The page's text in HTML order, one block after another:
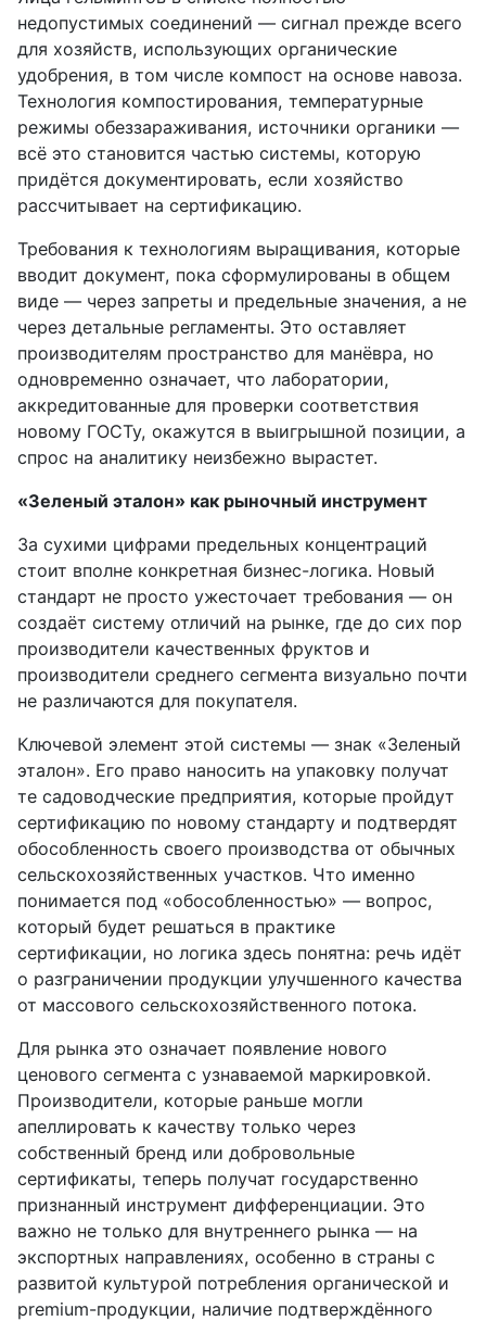
недопустимых соединений — сигнал прежде всего
для хозяйств, использующих органические
удобрения, в том числе компост на основе навоза.
Технология компостирования, температурные
режимы обеззараживания, источники органики —
всё это становится частью системы, которую
придётся документировать, если хозяйство
рассчитывает на сертификацию.
Требования к технологиям выращивания, которые
вводит документ, пока сформулированы в общем
виде — через запреты и предельные значения, а не
через детальные регламенты. Это оставляет
производителям пространство для манёвра, но
одновременно означает, что лаборатории,
аккредитованные для проверки соответствия
новому ГОСТу, окажутся в выигрышной позиции, а
спрос на аналитику неизбежно вырастет.
«Зеленый эталон» как рыночный инструмент
За сухими цифрами предельных концентраций
стоит вполне конкретная бизнес-логика. Новый
стандарт не просто ужесточает требования — он
создаёт систему отличий на рынке, где до сих пор
производители качественных фруктов и
производители среднего сегмента визуально почти
не различаются для покупателя.
Ключевой элемент этой системы — знак «Зеленый
эталон». Его право наносить на упаковку получат
те садоводческие предприятия, которые пройдут
сертификацию по новому стандарту и подтвердят
обособленность своего производства от обычных
сельскохозяйственных участков. Что именно
понимается под «обособленностью» — вопрос,
который будет решаться в практике
сертификации, но логика здесь понятна: речь идёт
о разграничении продукции улучшенного качества
от массового сельскохозяйственного потока.
Для рынка это означает появление нового
ценового сегмента с узнаваемой маркировкой.
Производители, которые раньше могли
апеллировать к качеству только через
собственный бренд или добровольные
сертификаты, теперь получат государственно
признанный инструмент дифференциации. Это
важно не только для внутреннего рынка — на
экспортных направлениях, особенно в страны с
развитой культурой потребления органической и
premium-продукции, наличие подтверждённого